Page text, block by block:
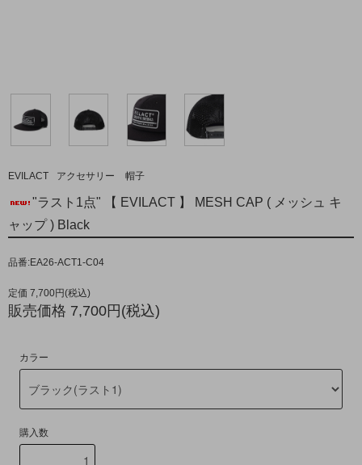
EVILACT アクセサリー 帽子
"ラスト1点" 【 EVILACT 】 MESH CAP ( メッシュ キ
ャップ ) Black
品番:EA26-ACT1-C04
定価 7,700円(税込)
販売価格 7,700円(税込)
カラー
購入数